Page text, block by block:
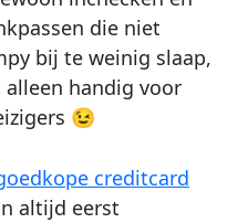
die niet
bij te weinig slaap,
alleen handig voor
😉
creditcard
altijd eerst